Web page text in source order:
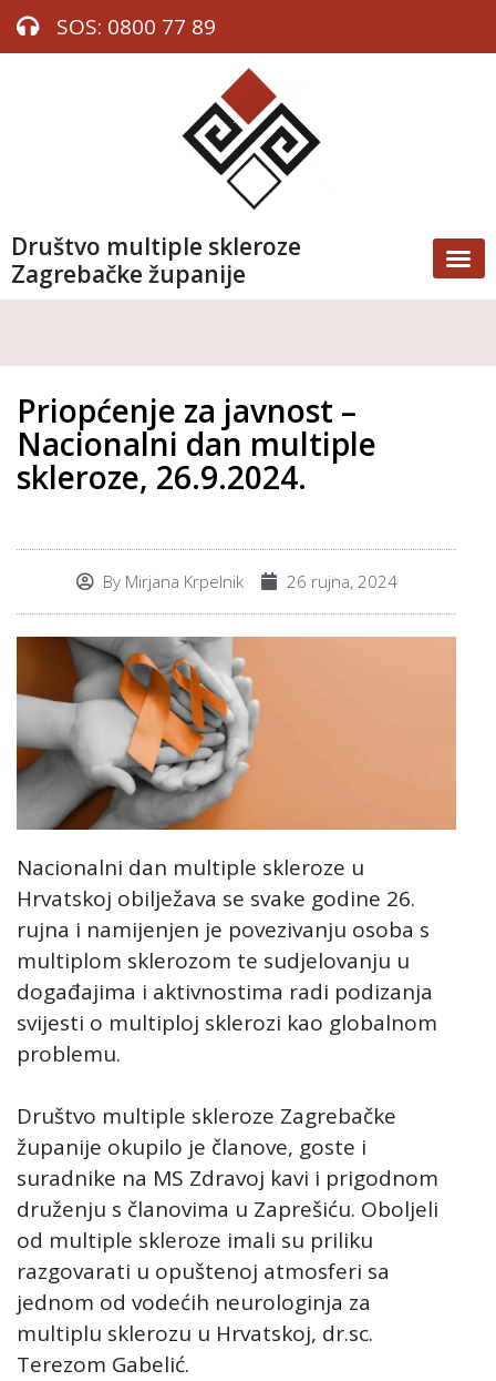
SOS: 0800 77 89
Društvo multiple skleroze
Zagrebačke županije
Priopćenje za javnost –
Nacionalni dan multiple
skleroze, 26.9.2024.
ByMirjana Krpelnik 26 rujna, 2024
Nacionalni dan multiple skleroze u
Hrvatskoj obilježava se svake godine 26.
rujna i namijenjen je povezivanju osoba s
multiplom sklerozom te sudjelovanju u
događajima i aktivnostima radi podizanja
svijesti o multiploj sklerozi kao globalnom
problemu.
Društvo multiple skleroze Zagrebačke
županije okupilo je članove, goste i
suradnike na MS Zdravoj kavi i prigodnom
druženju s članovima u Zaprešiću. Oboljeli
od multiple skleroze imali su priliku
razgovarati u opuštenoj atmosferi sa
jednom od vodećih neurologinja za
multiplu sklerozu u Hrvatskoj, dr.sc.
Terezom Gabelić.